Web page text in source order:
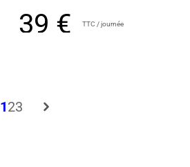
39 € TTC / journée
123